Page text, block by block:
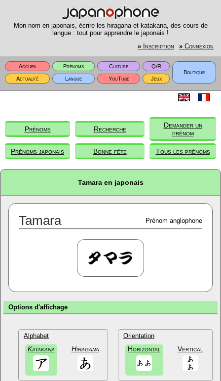
Mon nom en japonais, écrire les hiragana et katakana, des cours de
langue : tout pour apprendre le japonais !
» Inscription » Connexion
Accueil Prénoms Culture
Q/R
Boutique
Actualité
Langue YouTube Jeux
Prénoms Recherche
Demander un
prénom
Prénoms japonais Bonne fête Tous les prénoms
Tamara en japonais
Tamara Prénom anglophone
Options d'affichage
Alphabet
Katakana Hiragana
Orientation
Horizontal Vertical